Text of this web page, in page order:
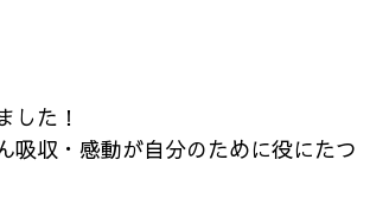
た！
吸収・感動が自分のために役にたつ